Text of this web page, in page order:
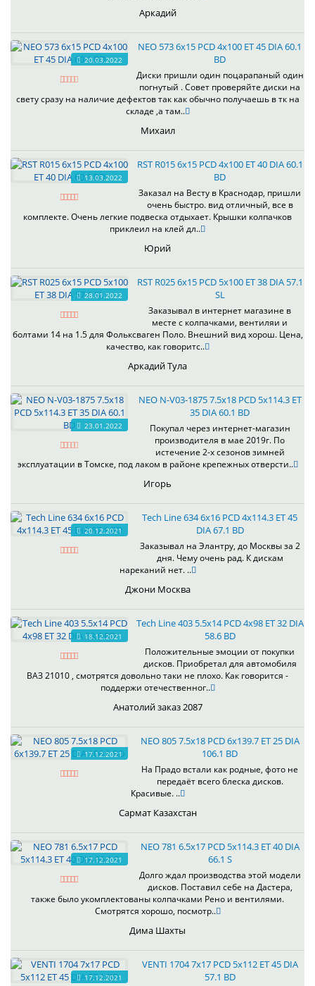
Аркадий
20.03.2022
NEO 573 6x15 PCD 4x100 ET 45 DIA 60.1
BD
Диски пришли один поцарапаный один
погнутый . Совет проверяйте диски на
свету сразу на наличие дефектов так как обычно получаешь в тк на
складе ,а там..
Михаил
13.03.2022
RST R015 6x15 PCD 4x100 ET 40 DIA 60.1
BD
Заказал на Весту в Краснодар, пришли
очень быстро. вид отличный, все в
комплекте. Очень легкие подвеска отдыхает. Крышки колпачков
приклеил на клей дл..
Юрий
28.01.2022
RST R025 6x15 PCD 5x100 ET 38 DIA 57.1
SL
Заказывал в интернет магазине в
месте с колпачками, вентиляи и
болтами 14 на 1.5 для Фольксваген Поло. Внешний вид хорош. Цена,
качество, как говоритс..
Аркадий Тула
23.01.2022
NEO N-V03-1875 7.5x18 PCD 5x114.3 ET
35 DIA 60.1 BD
Покупал через интернет-магазин
производителя в мае 2019г. По
истечение 2-х сезонов зимней
эксплуатации в Томске, под лаком в районе крепежных отверсти..
Игорь
20.12.2021
Tech Line 634 6x16 PCD 4x114.3 ET 45
DIA 67.1 BD
Заказывал на Элантру, до Москвы за 2
дня. Чему очень рад. К дискам
нареканий нет. ..
Джони Москва
18.12.2021
Tech Line 403 5.5x14 PCD 4x98 ET 32 DIA
58.6 BD
Положительные эмоции от покупки
дисков. Приобретал для автомобиля
ВАЗ 21010 , смотрятся довольно таки не плохо. Как говорится -
поддержи отечественног..
Анатолий заказ 2087
17.12.2021
NEO 805 7.5x18 PCD 6x139.7 ET 25 DIA
106.1 BD
На Прадо встали как родные, фото не
передаёт всего блеска дисков.
Красивые. ..
Сармат Казахстан
17.12.2021
NEO 781 6.5x17 PCD 5x114.3 ET 40 DIA
66.1 S
Долго ждал производства этой модели
дисков. Поставил себе на Дастера,
также было укомплектованы колпачками Рено и вентилями.
Смотрятся хорошо, посмотр..
Дима Шахты
17.12.2021
VENTI 1704 7x17 PCD 5x112 ET 45 DIA
57.1 BD